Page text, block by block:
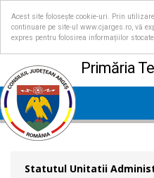
Acest site folosește cookie-uri. Prin
continuare pe site-ul www.cjarges.ro, vă
expres pentru folosirea informațiilor stocate.
Primăria
Statutul Unitatii